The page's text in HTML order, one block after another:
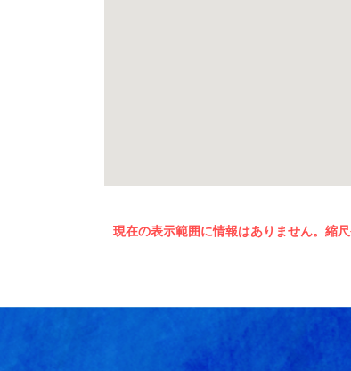
現在の表示範囲に情報はありません。縮